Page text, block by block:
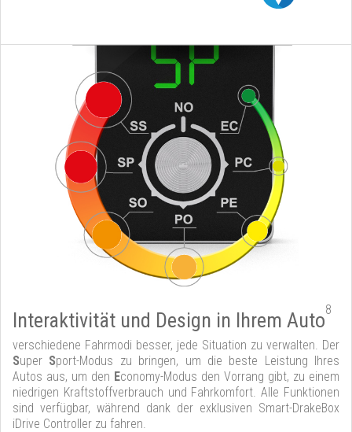
Interaktivität und Design in Ihrem Auto8
verschiedene Fahrmodi besser, jede Situation zu verwalten. Der
Super Sport-Modus zu bringen, um die beste Leistung Ihres
Autos aus, um den Economy-Modus den Vorrang gibt, zu einem
niedrigen Kraftstoffverbrauch und Fahrkomfort. Alle Funktionen
sind verfügbar, während dank der exklusiven Smart-DrakeBox
iDrive Controller zu fahren.